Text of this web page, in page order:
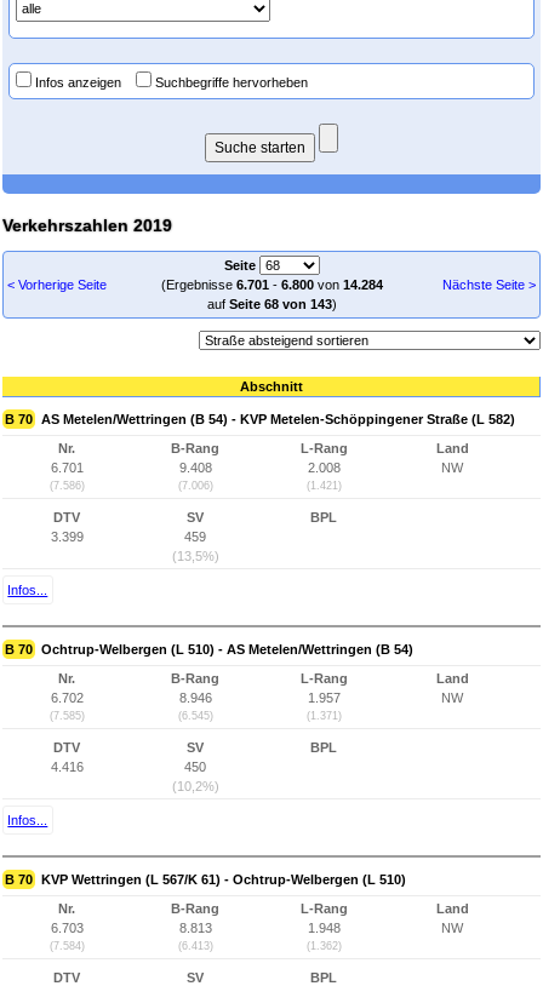
Infos anzeigen Suchbegriffe hervorheben
Verkehrszahlen 2019
< Vorherige Seite
Seite
(Ergebnisse 6.701- 6.800von 14.284
auf Seite 68 von 143)
Nächste Seite >
Abschnitt
B 70 AS Metelen/Wettringen (B 54) - KVP Metelen-Schöppingener Straße (L 582)
Nr.
6.701
(7.586)
B-Rang
9.408
(7.006)
L-Rang
2.008
(1.421)
Land
NW
DTV
3.399
SV
459
(13,5%)
BPL
Infos...
B 70 Ochtrup-Welbergen (L 510) - AS Metelen/Wettringen (B 54)
Nr.
6.702
(7.585)
B-Rang
8.946
(6.545)
L-Rang
1.957
(1.371)
Land
NW
DTV
4.416
SV
450
(10,2%)
BPL
Infos...
B 70 KVP Wettringen (L 567/K 61) - Ochtrup-Welbergen (L 510)
Nr.
6.703
(7.584)
B-Rang
8.813
(6.413)
L-Rang
1.948
(1.362)
Land
NW
DTV
SV
BPL